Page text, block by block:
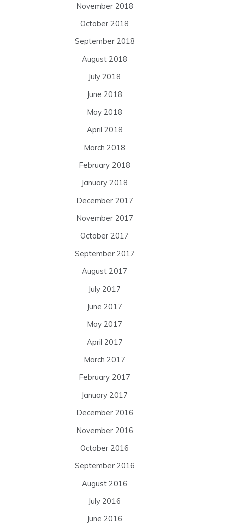
November 2018
October 2018
September 2018
August 2018
July 2018
June 2018
May 2018
April 2018
March 2018
February 2018
January 2018
December 2017
November 2017
October 2017
September 2017
August 2017
July 2017
June 2017
May 2017
April 2017
March 2017
February 2017
January 2017
December 2016
November 2016
October 2016
September 2016
August 2016
July 2016
June 2016